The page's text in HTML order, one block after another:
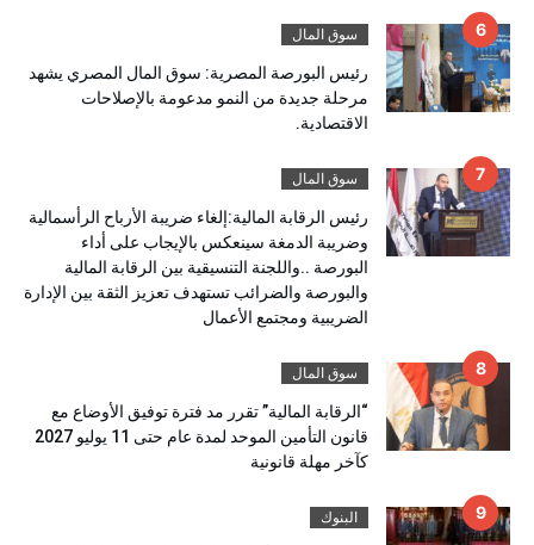
سوق المال
رئيس البورصة المصرية: سوق المال المصري يشهد
مرحلة جديدة من النمو مدعومة بالإصلاحات
الاقتصادية.
سوق المال
رئيس الرقابة المالية:إلغاء ضريبة الأرباح الرأسمالية
وضريبة الدمغة سينعكس بالإيجاب على أداء
البورصة ..واللجنة التنسيقية بين الرقابة المالية
والبورصة والضرائب تستهدف تعزيز الثقة بين الإدارة
الضريبية ومجتمع الأعمال
سوق المال
“الرقابة المالية” تقرر مد فترة توفيق الأوضاع مع
قانون التأمين الموحد لمدة عام حتى 11 يوليو 2027
كآخر مهلة قانونية
البنوك